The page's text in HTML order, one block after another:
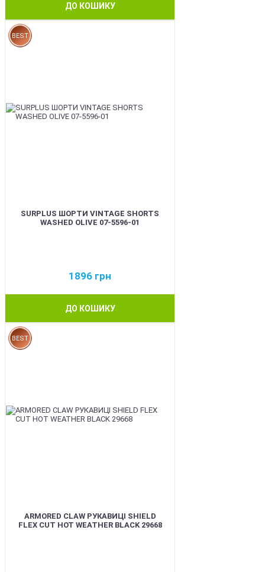
ДО КОШИКУ
BEST
SURPLUS ШОРТИ VINTAGE SHORTS
WASHED OLIVE 07-5596-01
1896 грн
ДО КОШИКУ
BEST
ARMORED CLAW РУКАВИЦІ SHIELD
FLEX CUT HOT WEATHER BLACK 29668